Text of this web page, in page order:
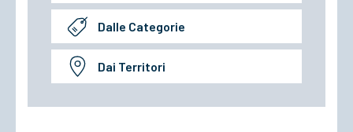
Dalle Categorie
Dai Territori